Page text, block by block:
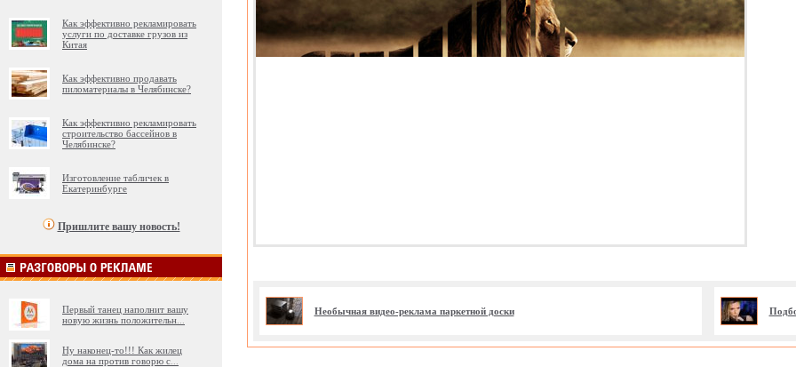
Как эффективно рекламировать
услуги по доставке грузов из
Китая
Как эффективно продавать
пиломатериалы в Челябинске?
Как эффективно рекламировать
строительство бассейнов в
Челябинске?
Изготовление табличек в
Екатеринбурге
Пришлите вашу новость!
Первый танец наполнит вашу
новую жизнь положительн
Ну наконец-то!!! Как жилец
дома на против говорю с
Необычная видео-реклама паркетной доски